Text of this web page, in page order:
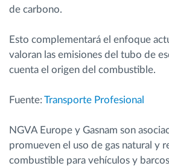
de carbono.
Esto complementará el enfoque
valoran las emisiones del tubo de
cuenta el origen del combustible.
Fuente: Transporte Profesional
NGVA Europe y Gasnam son
promueven el uso de gas natural y
combustible para vehículos y